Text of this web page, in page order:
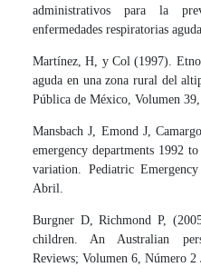
administrativos para la
enfermedades respiratorias
Martínez, H, y Col (1997).
aguda en una zona rural del
Pública de México, Volumen
Mansbach J, Emond J,
emergency departments 1992
variation. Pediatric
Abril.
Burgner D, Richmond P,
children. An Australian
Reviews; Volumen 6, Número 2